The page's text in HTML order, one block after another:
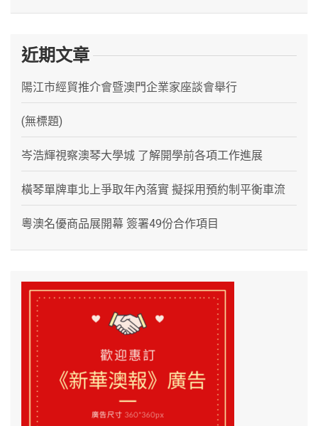
近期文章
陽江市經貿推介會暨澳門企業家座談會舉行
(無標題)
岑浩輝視察澳琴大學城 了解開學前各項工作進展
橫琴單牌車北上爭取年內落實 擬採用預約制平衡車流
粵澳名優商品展開幕 簽署49份合作項目